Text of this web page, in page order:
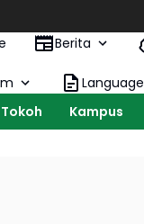
Berita
Language
Tokoh Kampus